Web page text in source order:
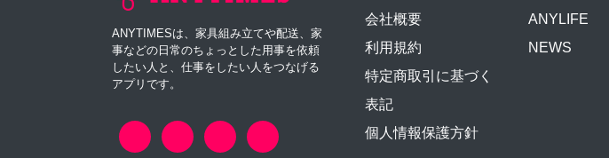
ANYTIMESは、家具組み立てや配送、家
事などの日常のちょっとした用事を依頼
したい人と、仕事をしたい人をつなげる
アプリです。
会社概要
利用規約
特定商取引に基づく
表記
個人情報保護方針
ANYLIFE
NEWS